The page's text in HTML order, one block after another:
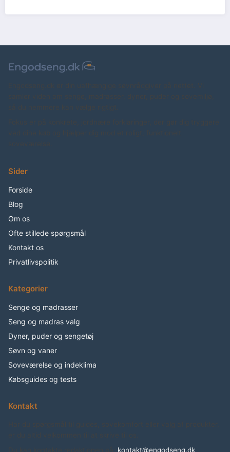
Sider
Forside
Blog
Om os
Ofte stillede spørgsmål
Kontakt os
Privatlivspolitik
Kategorier
Senge og madrasser
Seng og madras valg
Dyner, puder og sengetøj
Søvn og vaner
Soveværelse og indeklima
Købsguides og tests
Kontakt
kontakt@engodseng.dk